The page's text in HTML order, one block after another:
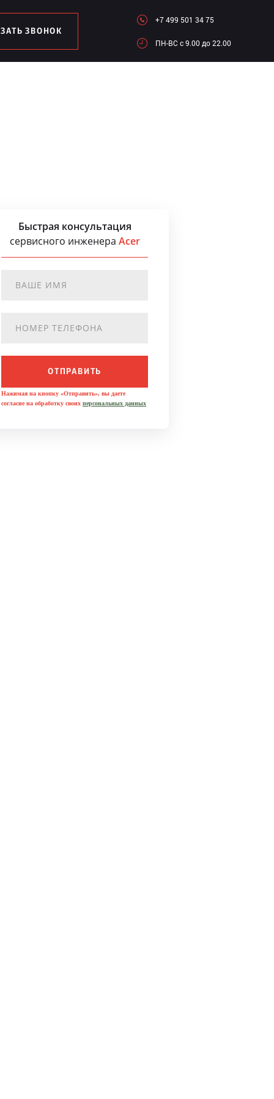
ЗВОНОК
+7 499 501 34 75
ПН-ВC c 9.00 до 22.00
Быстрая консультация
сервисного инженера Acer
ОТПРАВИТЬ
Нажимая на кнопку «Отправить», вы даете
согласие на обработку своих персональных данных